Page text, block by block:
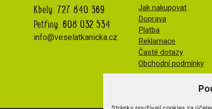
Kbely: 727 840 369
Petřiny: 608 032 534
info@veselatkanicka.cz
Jak nakupovat
Doprava
Platba
Reklamace
Časté dotazy
Obchodní podmínky